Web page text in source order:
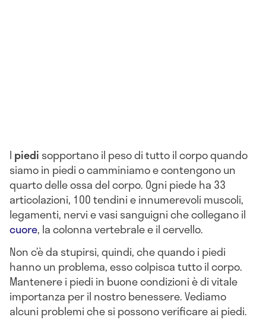
I piedi sopportano il peso di tutto il corpo quando
siamo in piedi o camminiamo e contengono un
quarto delle ossa del corpo. Ogni piede ha 33
articolazioni, 100 tendini e innumerevoli muscoli,
legamenti, nervi e vasi sanguigni che collegano il
cuore, la colonna vertebrale e il cervello.
Non c’è da stupirsi, quindi, che quando i piedi
hanno un problema, esso colpisca tutto il corpo.
Mantenere i piedi in buone condizioni è di vitale
importanza per il nostro benessere. Vediamo
alcuni problemi che si possono verificare ai piedi.